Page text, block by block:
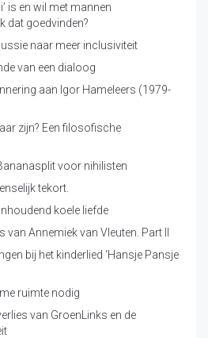
is en wil met mannen
dat goedvinden?
naar meer inclusiviteit
van een dialoog
aan Igor Hameleers (1979-
zijn? Een filosofische
voor nihilisten
tekort.
koele liefde
van Annemiek van Vleuten. Part II
bij het kinderlied ‘Hansje Pansje
ruimte nodig
van GroenLinks en de